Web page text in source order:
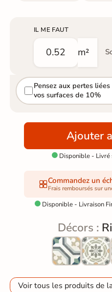
IL ME FAUT
m²
Pensez aux pertes
vos surfaces de 10%
Ajouter
Disponible - Livré
Commandez un
Frais remboursés sur
 Disponible - Livraison
Décors :
Voir tous les produits de